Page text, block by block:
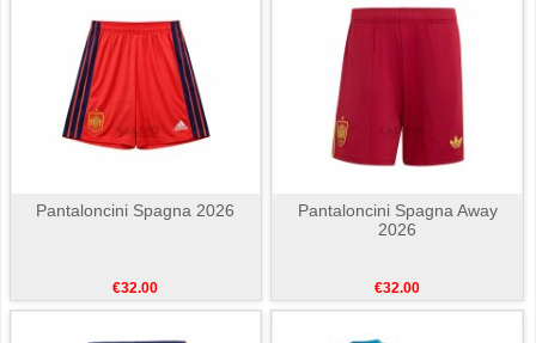
Pantaloncini Spagna 2026
€32.00
Pantaloncini Spagna Away
2026
€32.00